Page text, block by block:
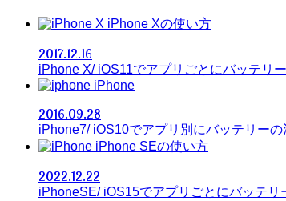
iPhone Xの使い方
2017.12.16
iPhone X/ iOS11でアプリごとにバッテリ
iPhone
2016.09.28
iPhone7/ iOS10でアプリ別にバッテリー
iPhone SEの使い方
2022.12.22
iPhoneSE/ iOS15でアプリごとにバッテリ